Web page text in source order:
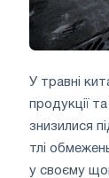
У травні
продукції
знизилися
тлі
у своєму